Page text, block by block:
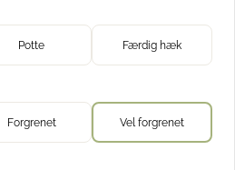
Potte Færdig hæk
Forgrenet Vel forgrenet